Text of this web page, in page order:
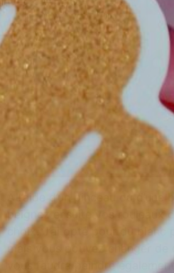
A l’aide d’un pinceau ou d’une
peignez ensuite vos rouleaux
choix. J’ai opté pour du blanc
mais vous pouvez changer de
vous faudra peindre